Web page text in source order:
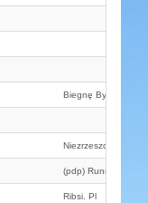
Biegnę Byle Dobiec
Niezrzeszony
(pdp) Running Team
Ribsi. Pl